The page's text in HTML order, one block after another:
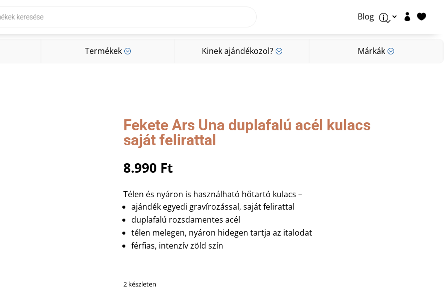
Blog p  
Termékek ; Kinek ajándékozol? ; Márkák ;
Márkák;
Fekete Ars Una duplafalú acél kulacs
saját felirattal
8.990 Ft
Télen és nyáron is használható hőtartó kulacs –
ajándék egyedi gravírozással, saját felirattal
duplafalú rozsdamentes acél
télen melegen, nyáron hidegen tartja az italodat
férfias, intenzív zöld szín
2 készleten